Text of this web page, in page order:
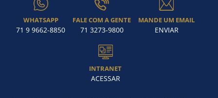
WHATSAPP
71 9 9662-8850
FALE COM A GENTE
71 3273-9800
MANDE UM EMAIL
ENVIAR
INTRANET
ACESSAR